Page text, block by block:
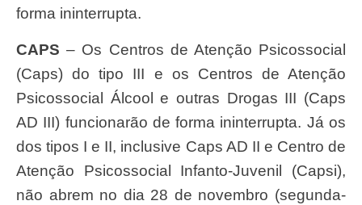
forma ininterrupta.
CAPS – Os Centros de Atenção Psicossocial
(Caps) do tipo III e os Centros de Atenção
Psicossocial Álcool e outras Drogas III (Caps
AD III) funcionarão de forma ininterrupta. Já os
dos tipos I e II, inclusive Caps AD II e Centro de
Atenção Psicossocial Infanto-Juvenil (Capsi),
não abrem no dia 28 de novembro (segunda-